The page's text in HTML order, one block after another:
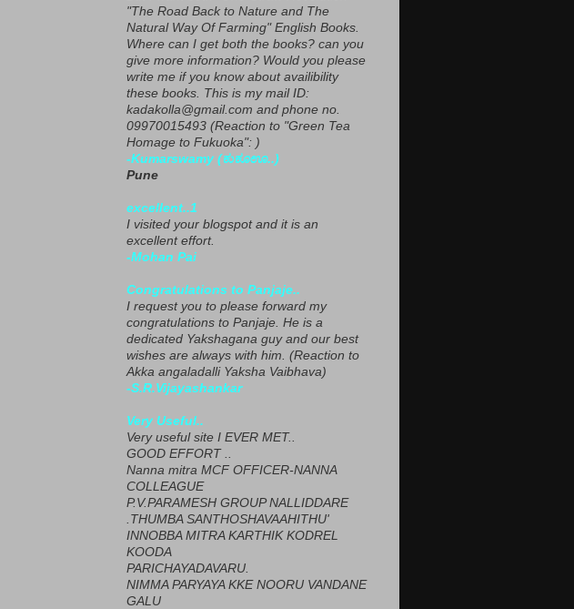
"The Road Back to Nature and The
Natural Way Of Farming" English Books.
Where can I get both the books? can you
give more information? Would you please
write me if you know about availibility
these books. This is my mail ID:
kadakolla@gmail.com and phone no.
09970015493 (Reaction to "Green Tea
Homage to Fukuoka": )
-Kumarswamy (ಕುಕೂಊ..)
Pune
excellent..1
I visited your blogspot and it is an
excellent effort.
-Mohan Pai
Congratulations to Panjaje..
I request you to please forward my
congratulations to Panjaje. He is a
dedicated Yakshagana guy and our best
wishes are always with him. (Reaction to
Akka angaladalli Yaksha Vaibhava)
-S.R.Vijayashankar
Very Useful..
Very useful site I EVER MET..
GOOD EFFORT ..
Nanna mitra MCF OFFICER-NANNA
COLLEAGUE
P.V.PARAMESH GROUP NALLIDDARE
.THUMBA SANTHOSHAVAAHITHU'
INNOBBA MITRA KARTHIK KODREL
KOODA
PARICHAYADAVARU.
NIMMA PARYAYA KKE NOORU VANDANE
GALU